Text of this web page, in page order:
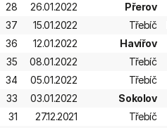
28
26.01.2022 Přerov
37
15.01.2022 Třebíč
36
12.01.2022 Havířov
35
08.01.2022 Třebíč
34
05.01.2022 Třebíč
33
03.01.2022 Sokolov
31
27.12.2021 Třebíč